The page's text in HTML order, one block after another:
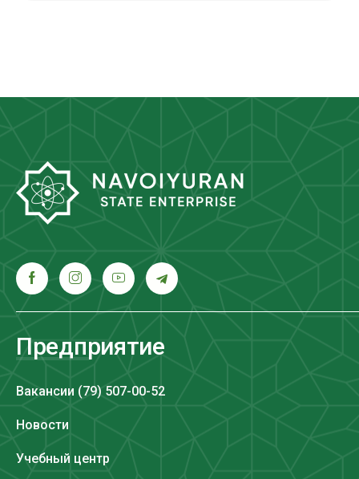
Предприятие
Вакансии (79) 507-00-52
Новости
Учебный центр